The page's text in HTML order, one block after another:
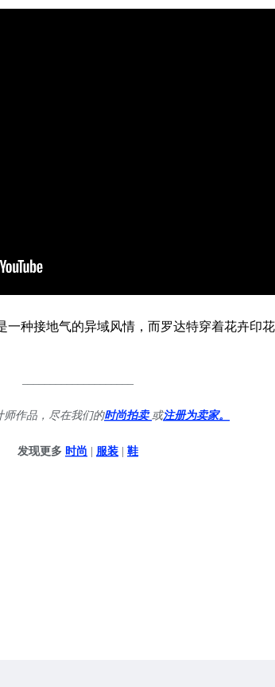
种接地气的异域风情，而罗达特穿着花卉印
师作品，尽在我们的时尚拍卖 或注册为卖家。
发现更多 时尚 服装 鞋